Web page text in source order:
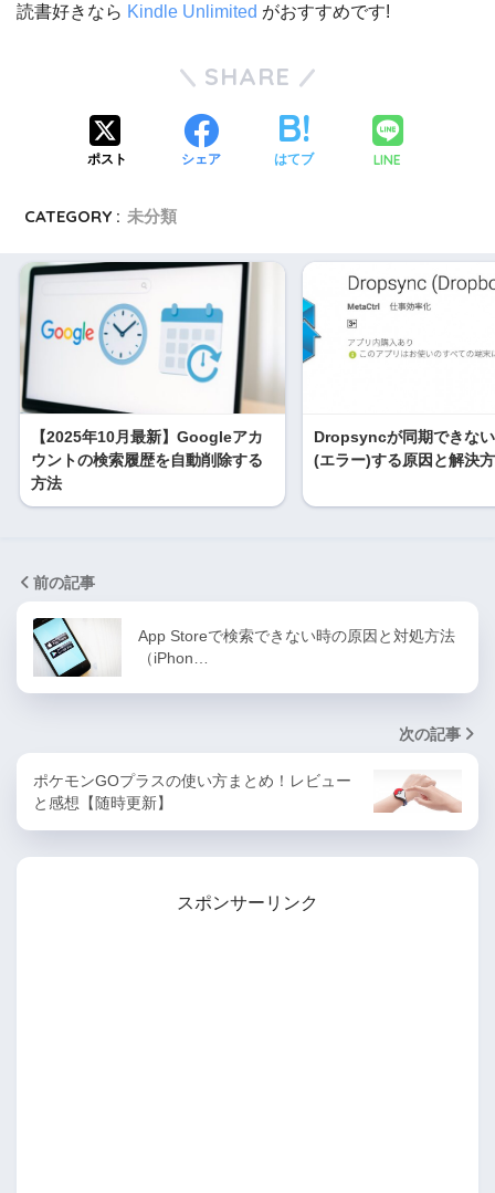
読書好きなら Kindle Unlimited がおすすめです!
SHARE
ポスト シェア はてブ LINE
CATEGORY : 未分類
【2025年10月最新】Googleアカ
ウントの検索履歴を自動削除する
方法
Dropsyncが同期できな
(エラー)する原因と解決
前の記事
App Storeで検索できない時の原因と対処方法
（iPhon…
次の記事
ポケモンGOプラスの使い方まとめ！レビュー
と感想【随時更新】
スポンサーリンク